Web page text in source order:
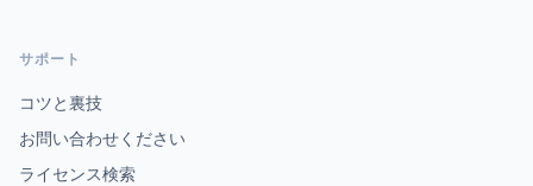
サポート
コツと裏技
お問い合わせください
ライセンス検索